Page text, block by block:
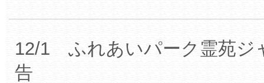
12/1 ふれあいパーク霊苑ジ
告